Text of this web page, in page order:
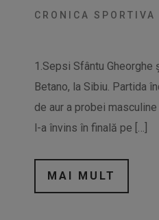
CRONICA SPORTIVA
1.Sepsi Sfântu
Betano, la Sibiu. Partida
de aur a probei
l-a învins în finală pe […]
MAI MULT